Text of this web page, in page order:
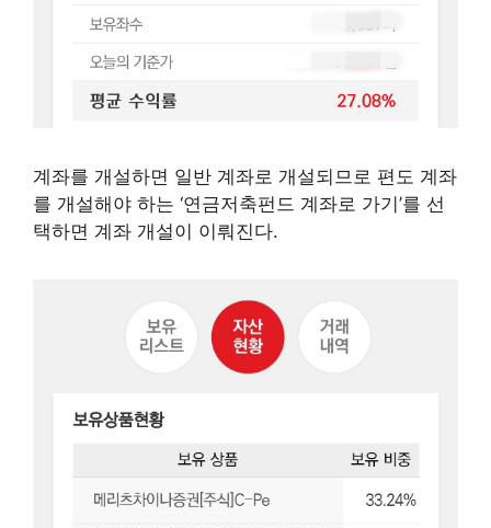
계좌를 개설하면 일반 계좌로 개설되므로 편도 계좌
를 개설해야 하는 ‘연금저축펀드 계좌로 가기’를 선
택하면 계좌 개설이 이뤄진다.